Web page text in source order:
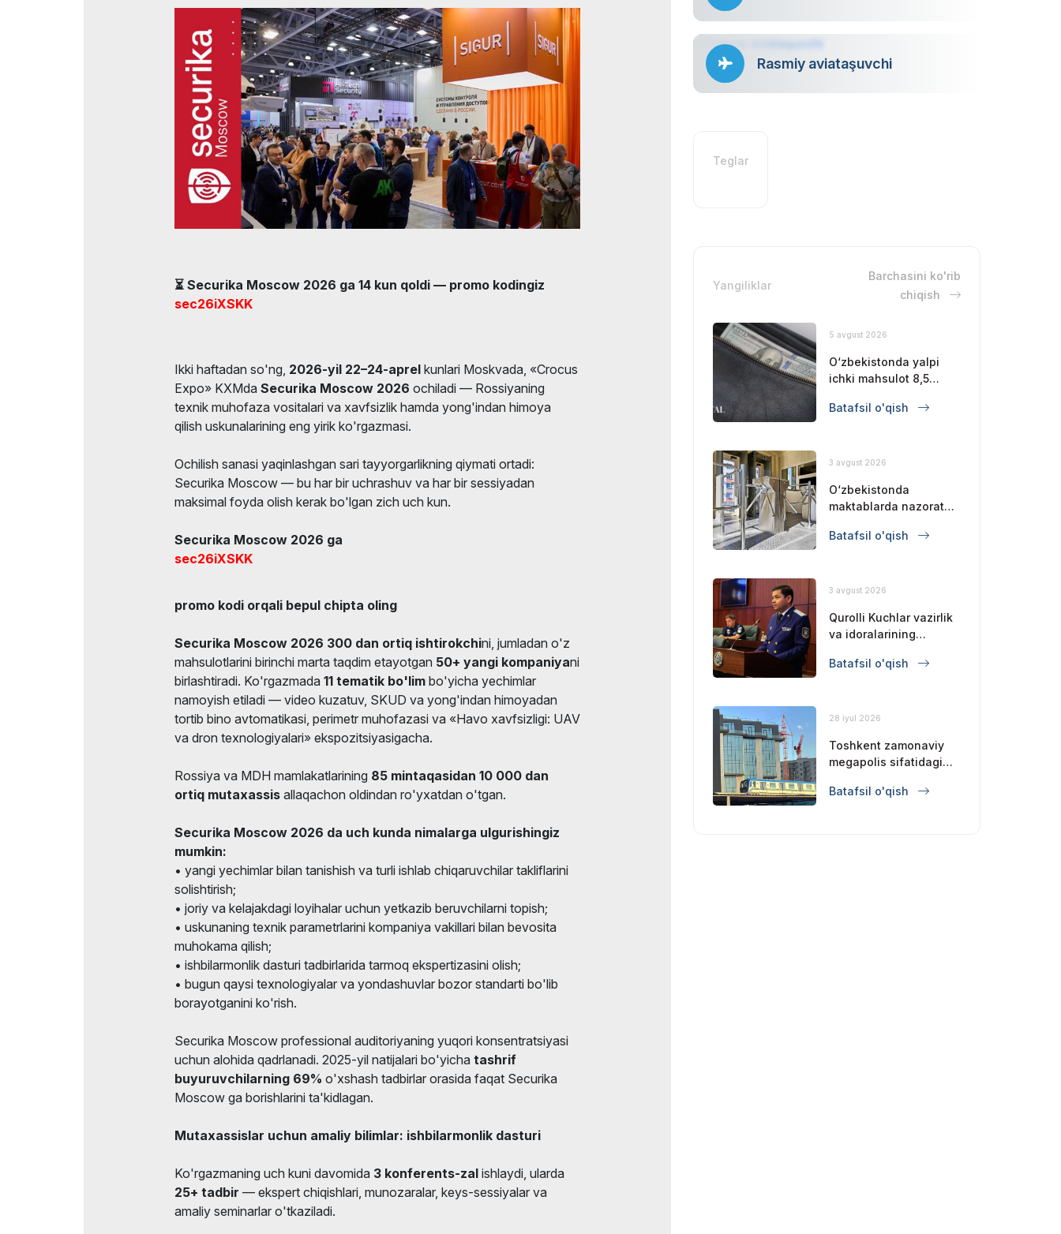
Doing Business in
Uzbekistan
Ko`rgazma natijalari
Rasmiy katalog
ishtirok etish
Rasmiy aviataşuvchi
⏳ Securika Moscow 2026 ga 14 kun qoldi — promo kodingiz
sec26iXSKK
Ikki haftadan so'ng, 2026-yil 22–24-aprel kunlari Moskvada, «Crocus
Expo» KXMda Securika Moscow 2026 ochiladi — Rossiyaning
texnik muhofaza vositalari va xavfsizlik hamda yong'indan himoya
qilish uskunalarining eng yirik ko'rgazmasi.
Ochilish sanasi yaqinlashgan sari tayyorgarlikning qiymati ortadi:
Securika Moscow — bu har bir uchrashuv va har bir sessiyadan
maksimal foyda olish kerak bo'lgan zich uch kun.
Securika Moscow 2026 ga
sec26iXSKK
promo kodi orqali bepul chipta oling
Securika Moscow 2026 300 dan ortiq ishtirokchini, jumladan o'z
mahsulotlarini birinchi marta taqdim etayotgan 50+ yangi kompaniyani
birlashtiradi. Ko'rgazmada 11 tematik bo'lim bo'yicha yechimlar
namoyish etiladi — video kuzatuv, SKUD va yong'indan himoyadan
tortib bino avtomatikasi, perimetr muhofazasi va «Havo xavfsizligi: UAV
va dron texnologiyalari» ekspozitsiyasigacha.
Rossiya va MDH mamlakatlarining 85 mintaqasidan 10 000 dan
ortiq mutaxassis allaqachon oldindan ro'yxatdan o'tgan.
Securika Moscow 2026 da uch kunda nimalarga ulgurishingiz
mumkin:
• yangi yechimlar bilan tanishish va turli ishlab chiqaruvchilar takliflarini
solishtirish;
• joriy va kelajakdagi loyihalar uchun yetkazib beruvchilarni topish;
• uskunaning texnik parametrlarini kompaniya vakillari bilan bevosita
muhokama qilish;
• ishbilarmonlik dasturi tadbirlarida tarmoq ekspertizasini olish;
• bugun qaysi texnologiyalar va yondashuvlar bozor standarti bo'lib
borayotganini ko'rish.
Securika Moscow professional auditoriyaning yuqori konsentratsiyasi
uchun alohida qadrlanadi. 2025-yil natijalari bo'yicha tashrif
buyuruvchilarning 69% o'xshash tadbirlar orasida faqat Securika
Moscow ga borishlarini ta'kidlagan.
Mutaxassislar uchun amaliy bilimlar: ishbilarmonlik dasturi
Ko'rgazmaning uch kuni davomida 3 konferents-zal ishlaydi, ularda
25+ tadbir — ekspert chiqishlari, munozaralar, keys-sessiyalar va
amaliy seminarlar o'tkaziladi.
Rasmiy aviataşuvchi
Teglar
Yangiliklar
Barchasini ko'rib
chiqish
5 avgust 2026
O‘zbekistonda yalpi
ichki mahsulot 8,5
Batafsil o'qish
3 avgust 2026
O‘zbekistonda
maktablarda nazorat-
qilinadi va chet
Batafsil o'qish
3 avgust 2026
Qurolli Kuchlar vazirlik
va idoralarining
kengashining yig‘ilishi
Batafsil o'qish
28 iyul 2026
Toshkent zamonaviy
megapolis sifatidagi
mustahkamlamoqda
Batafsil o'qish